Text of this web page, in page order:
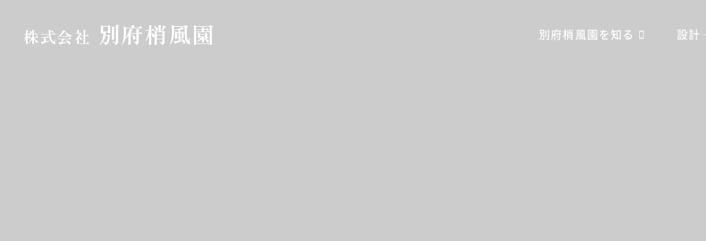
株式会社 別府梢風園 別府梢風園を知る 設計